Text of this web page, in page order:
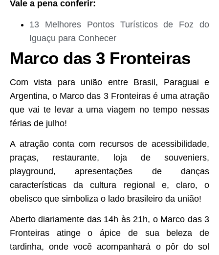
Vale a pena conferir:
13 Melhores Pontos Turísticos de Foz do
Iguaçu para Conhecer
Marco das 3 Fronteiras
Com vista para união entre Brasil, Paraguai e
Argentina, o Marco das 3 Fronteiras é uma atração
que vai te levar a uma viagem no tempo nessas
férias de julho!
A atração conta com recursos de acessibilidade,
praças, restaurante, loja de souveniers,
playground, apresentações de danças
características da cultura regional e, claro, o
obelisco que simboliza o lado brasileiro da união!
Aberto diariamente das 14h às 21h, o Marco das 3
Fronteiras atinge o ápice de sua beleza de
tardinha, onde você acompanhará o pôr do sol